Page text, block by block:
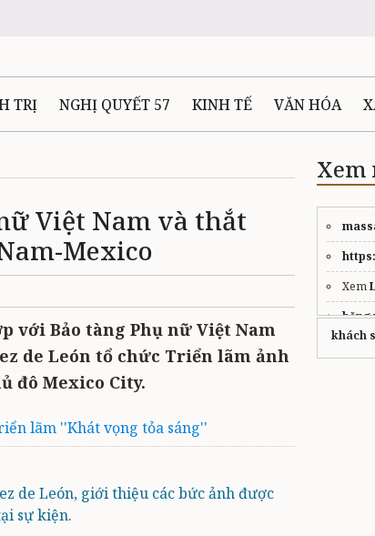
TRỊ NGHỊ QUYẾT 57 KINH TẾ VĂN HÓA
Ô TÔ - XE MÁY
- MÔI TRƯỜNG THỂ THAO THÔNG TIN -
Việt Nam và thắt
Mexico
với Bảo tàng Phụ nữ Việt Nam
de León tổ chức Triển lãm ảnh
đô Mexico City.
lãm ''Khát vọng tỏa sáng''
de León, giới thiệu các bức ảnh được
sự kiện.
Xem
Xem
băng
ô dù
khách